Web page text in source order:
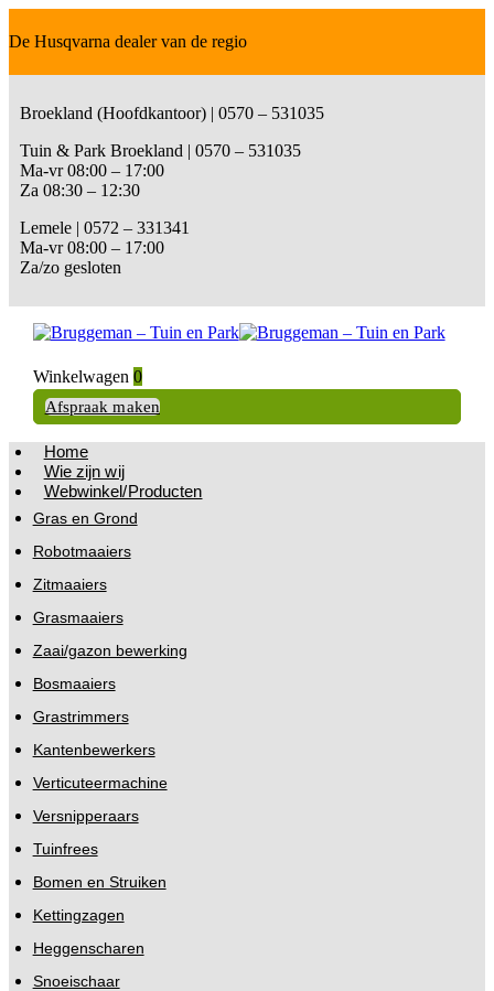
De Husqvarna dealer van de regio
Broekland (Hoofdkantoor) | 0570 – 531035
Tuin & Park Broekland | 0570 – 531035
Ma-vr 08:00 – 17:00
Za 08:30 – 12:30
Lemele | 0572 – 331341
Ma-vr 08:00 – 17:00
Za/zo gesloten
Winkelwagen 0
Afspraak maken
Home
Wie zijn wij
Webwinkel/Producten
Gras en Grond
Robotmaaiers
Zitmaaiers
Grasmaaiers
Zaai/gazon bewerking
Bosmaaiers
Grastrimmers
Kantenbewerkers
Verticuteermachine
Versnipperaars
Tuinfrees
Bomen en Struiken
Kettingzagen
Heggenscharen
Snoeischaar